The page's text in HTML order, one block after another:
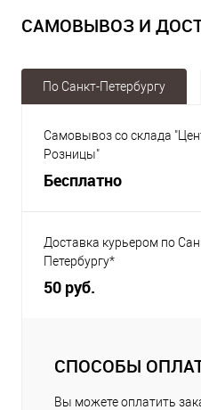
САМОВЫВОЗ И
По Санкт-Петербургу
Самовывоз со склада
Розницы"
Бесплатно
Доставка курьером по
Петербургу*
50 руб.
СПОСОБЫ
Вы можете оплатить